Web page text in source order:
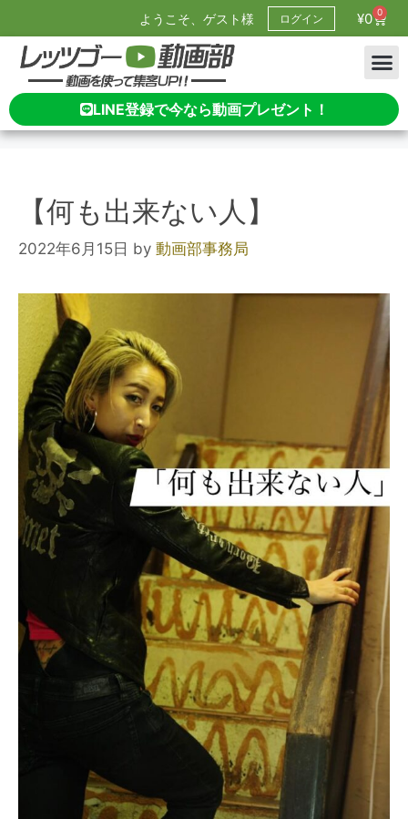
ようこそ、ゲスト様 ログイン ¥0 0
LINE登録で今なら動画プレゼント！
【何も出来ない人】
2022年6月15日 by 動画部事務局